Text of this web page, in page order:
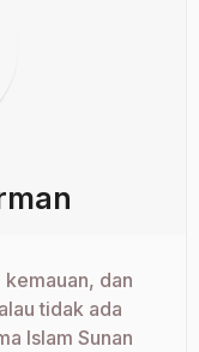
dan
tidak ada
Islam Sunan